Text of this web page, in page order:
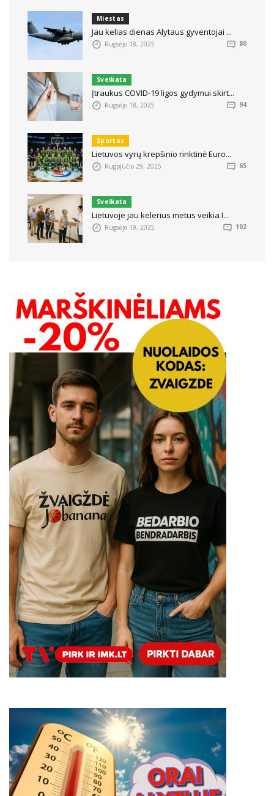
Miestas
Jau kelias dienas Alytaus gyventojai ...
Rugsėjo 18, 2025 80
Sveikata
Įtraukus COVID-19 ligos gydymui skirt...
Rugsėjo 18, 2025 94
Sportas
Lietuvos vyrų krepšinio rinktinė Euro...
Rugpjūčio 29, 2025 65
Sveikata
Lietuvoje jau kelerius metus veikia I...
Rugsėjo 19, 2025 102